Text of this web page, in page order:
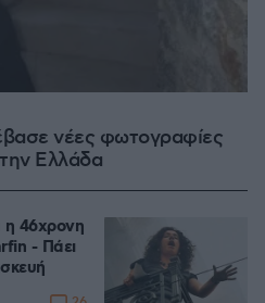
νέες φωτογραφίες
Ελλάδα
η 46χρονη
- Πάει